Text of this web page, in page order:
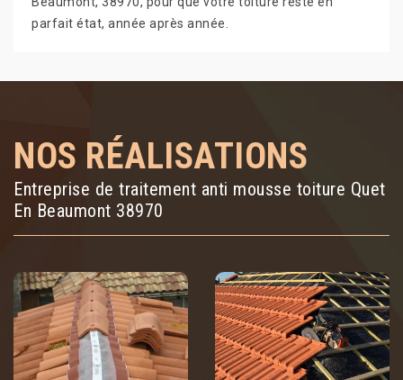
parfait état, année après année.
NOS RÉALISATIONS
Entreprise de traitement anti mousse toiture Quet
En Beaumont 38970